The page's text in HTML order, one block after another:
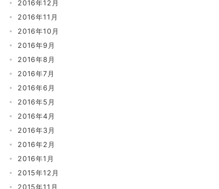
2016年12月
2016年11月
2016年10月
2016年9月
2016年8月
2016年7月
2016年6月
2016年5月
2016年4月
2016年3月
2016年2月
2016年1月
2015年12月
2015年11月